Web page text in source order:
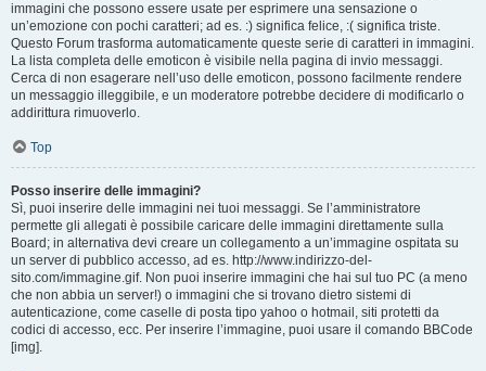
immagini che possono essere usate per esprimere una sensazione o
un’emozione con pochi caratteri; ad es. :) significa felice, :( significa triste.
Questo Forum trasforma automaticamente queste serie di caratteri in immagini.
La lista completa delle emoticon è visibile nella pagina di invio messaggi.
Cerca di non esagerare nell’uso delle emoticon, possono facilmente rendere
un messaggio illeggibile, e un moderatore potrebbe decidere di modificarlo o
addirittura rimuoverlo.
Top
Posso inserire delle immagini?
Sì, puoi inserire delle immagini nei tuoi messaggi. Se l’amministratore
permette gli allegati è possibile caricare delle immagini direttamente sulla
Board; in alternativa devi creare un collegamento a un’immagine ospitata su
un server di pubblico accesso, ad es. http://www.indirizzo-del-
sito.com/immagine.gif. Non puoi inserire immagini che hai sul tuo PC (a meno
che non abbia un server!) o immagini che si trovano dietro sistemi di
autenticazione, come caselle di posta tipo yahoo o hotmail, siti protetti da
codici di accesso, ecc. Per inserire l’immagine, puoi usare il comando BBCode
[img].